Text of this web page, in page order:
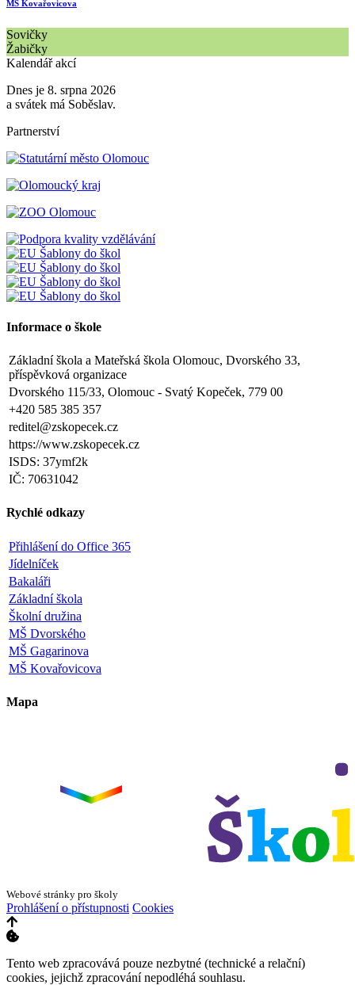
MŠ Kovařovicova
Sovičky
Žabičky
Kalendář akcí
Dnes je 8. srpna 2026
a svátek má Soběslav.
Partnerství
Informace o škole
Základní škola a Mateřská škola Olomouc, Dvorského 33,
příspěvková organizace
Dvorského 115/33, Olomouc - Svatý Kopeček, 779 00
+420 585 385 357
reditel@zskopecek.cz
https://www.zskopecek.cz
ISDS: 37ymf2k
IČ: 70631042
Rychlé odkazy
Přihlášení do Office 365
Jídelníček
Bakaláři
Základní škola
Školní družina
MŠ Dvorského
MŠ Gagarinova
MŠ Kovařovicova
Mapa
Webové stránky pro školy
Prohlášení o přístupnosti Cookies
Tento web zpracovává pouze nezbytné (technické a relační)
cookies, jejichž zpracování nepodléhá souhlasu.